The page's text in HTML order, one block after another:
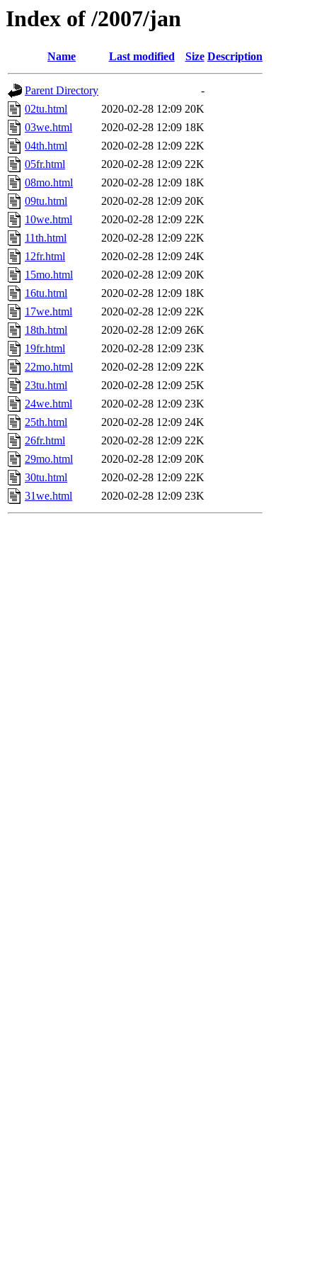
Index of /2007/jan
Name Last modified Size Description
Parent Directory
-
02tu.html
2020-02-28 12:09 20K
03we.html
2020-02-28 12:09 18K
04th.html
2020-02-28 12:09 22K
05fr.html
2020-02-28 12:09 22K
08mo.html
2020-02-28 12:09 18K
09tu.html
2020-02-28 12:09 20K
10we.html
2020-02-28 12:09 22K
11th.html
2020-02-28 12:09 22K
12fr.html
2020-02-28 12:09 24K
15mo.html
2020-02-28 12:09 20K
16tu.html
2020-02-28 12:09 18K
17we.html
2020-02-28 12:09 22K
18th.html
2020-02-28 12:09 26K
19fr.html
2020-02-28 12:09 23K
22mo.html
2020-02-28 12:09 22K
23tu.html
2020-02-28 12:09 25K
24we.html
2020-02-28 12:09 23K
25th.html
2020-02-28 12:09 24K
26fr.html
2020-02-28 12:09 22K
29mo.html
2020-02-28 12:09 20K
30tu.html
2020-02-28 12:09 22K
31we.html
2020-02-28 12:09 23K